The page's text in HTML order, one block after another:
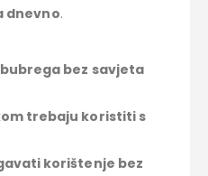
dnevno.
bez savjeta
trebaju koristiti s
korištenje bez